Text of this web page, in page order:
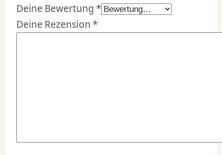
Deine Bewertung *
Deine Rezension *